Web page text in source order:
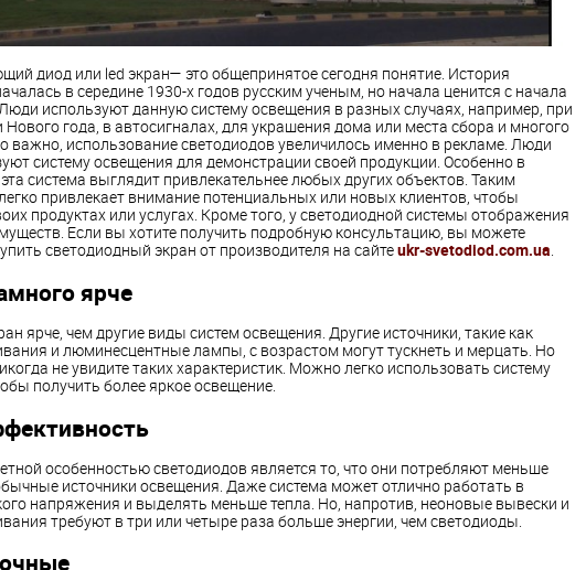
диод или led экран— это общепринятое сегодня понятие. История
в середине 1930-х годов русским ученым, но начала ценится с начала
используют данную систему освещения в разных случаях, например, при
года, в автосигналах, для украшения дома или места сбора и многого
важно, использование светодиодов увеличилось именно в рекламе. Люди
систему освещения для демонстрации своей продукции. Особенно в
система выглядит привлекательнее любых других объектов. Таким
привлекает внимание потенциальных или новых клиентов, чтобы
продуктах или услугах. Кроме того, у светодиодной системы отображения
Если вы хотите получить подробную консультацию, вы можете
светодиодный экран от производителя на сайтеukr-svetodiod.com.ua.
ярче
ярче, чем другие виды систем освещения. Другие источники, такие как
и люминесцентные лампы, с возрастом могут тускнеть и мерцать. Но
не увидите таких характеристик. Можно легко использовать систему
получить более яркое освещение.
особенностью светодиодов является то, что они потребляют меньше
источники освещения. Даже система может отлично работать в
напряжения и выделять меньше тепла. Но, напротив, неоновые вывески и
требуют в три или четыре раза больше энергии, чем светодиоды.